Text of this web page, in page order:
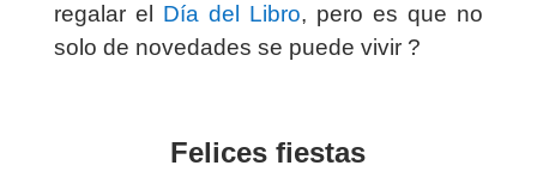
regalar el Día del Libro, pero es que no
solo de novedades se puede vivir ?
Felices fiestas